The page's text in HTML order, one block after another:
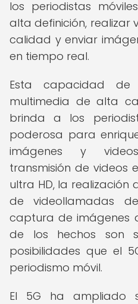
los periodistas
alta definición,
calidad y enviar
en tiempo real.
Esta capacidad de
multimedia de alta
brinda a los
poderosa para
imágenes y
transmisión de videos
ultra HD, la realización
de videollamadas
captura de imágenes
de los hechos son
posibilidades que el
periodismo móvil.
El 5G ha ampliado